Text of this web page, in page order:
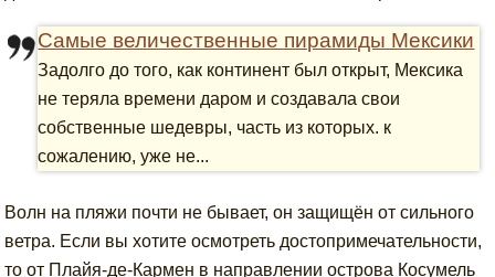
Самые величественные пирамиды Мексики
Задолго до того, как континент был открыт, Мексика
не теряла времени даром и создавала свои
собственные шедевры, часть из которых. к
сожалению, уже не...
Волн на пляжи почти не бывает, он защищён от сильного
ветра. Если вы хотите осмотреть достопримечательности,
то от Плайя-де-Кармен в направлении острова Косумель